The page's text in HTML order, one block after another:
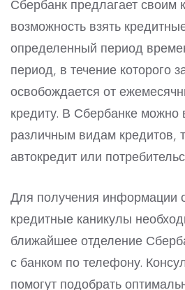
Сбербанк предлагает своим
возможность взять
определенный период
период, в течение которого
освобождается от
кредиту. В Сбербанке можно
различным видам кредитов,
автокредит или
Для получения информации
кредитные каникулы
ближайшее отделение
с банком по телефону.
помогут подобрать